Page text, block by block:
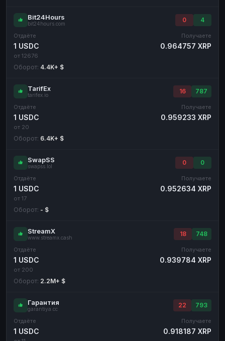
Bit24Hours
bit24hours.com
0 4
Отдаёте
1 USDC
от 12676
Получаете
0.964757 XRP
Оборот: 4.4K+ $
TarifEx
tarifex.io
16 787
Отдаёте
1 USDC
от 20
Получаете
0.959233 XRP
Оборот: 6.4K+ $
SwapSS
swapss.lol
0 0
Отдаёте
1 USDC
от 17
Получаете
0.952634 XRP
Оборот: - $
StreamX
www.streamx.cash
18 748
Отдаёте
1 USDC
от 200
Получаете
0.939784 XRP
Оборот: 2.2M+ $
Гарантия
garantiya.cc
22 793
Отдаёте
1 USDC
Получаете
0.918187 XRP